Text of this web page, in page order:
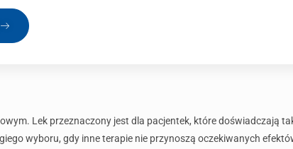
Lek przeznaczony jest dla pacjentek, które doświadczają
wyboru, gdy inne terapie nie przynoszą oczekiwanych